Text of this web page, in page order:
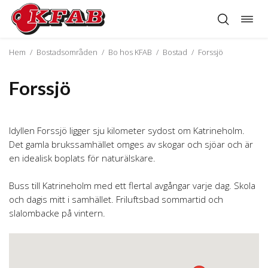
Hoppa
innehåll
Hem / Bostadsområden / Bo hos KFAB / Bostad / Forssjö
Forssjö
Idyllen Forssjö ligger sju kilometer sydost om Katrineholm.
Det gamla brukssamhället omges av skogar och sjöar och är
en idealisk boplats för naturälskare.
Buss till Katrineholm med ett flertal avgångar varje dag. Skola
och dagis mitt i samhället. Friluftsbad sommartid och
slalombacke på vintern.